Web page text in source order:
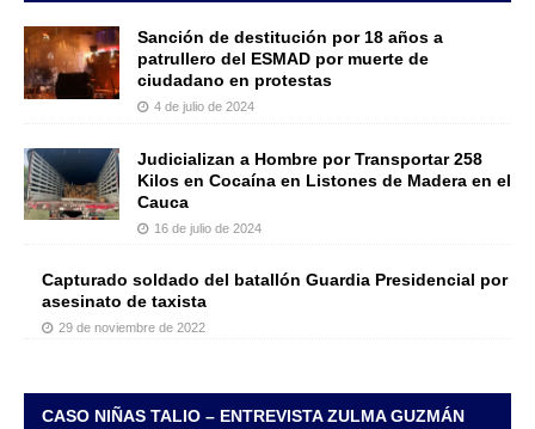
Sanción de destitución por 18 años a
patrullero del ESMAD por muerte de
ciudadano en protestas
4 de julio de 2024
Judicializan a Hombre por Transportar 258
Kilos en Cocaína en Listones de Madera en el
Cauca
16 de julio de 2024
Capturado soldado del batallón Guardia Presidencial por
asesinato de taxista
29 de noviembre de 2022
CASO NIÑAS TALIO – ENTREVISTA ZULMA GUZMÁN